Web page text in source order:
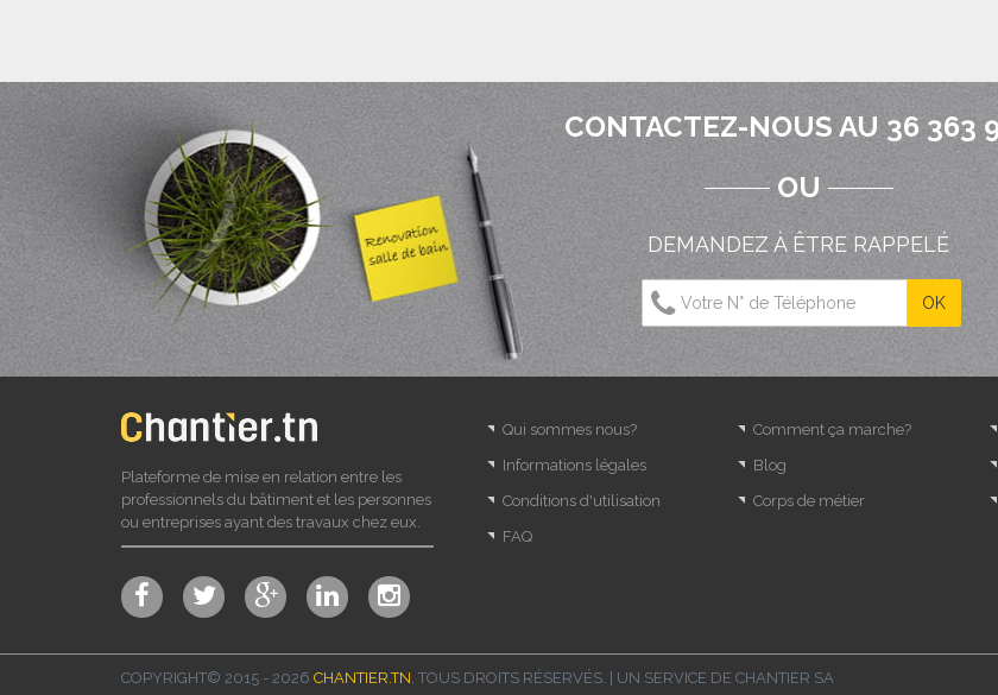
CONTACTEZ-NOUS AU 36 363
OU
DEMANDEZ À ÊTRE RAPPELÉ
Plateforme de mise en relation entre les
professionnels du bâtiment et les personnes
ou entreprises ayant des travaux chez eux.
Qui sommes nous?
Informations légales
Conditions d'utilisation
FAQ
Comment ça marche?
Blog
Corps de métier
COPYRIGHT© 2015 - 2026 CHANTIER.TN, TOUS DROITS RÉSERVÉS. | UN SERVICE DE CHANTIER SA